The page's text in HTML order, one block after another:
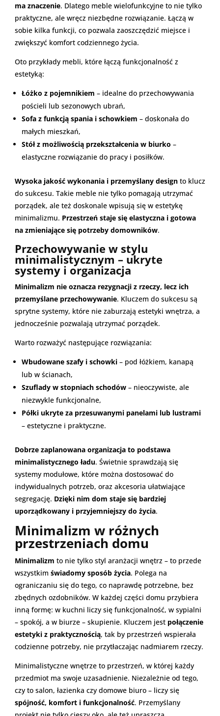
ma znaczenie. Dlatego meble wielofunkcyjne to nie tylko
praktyczne, ale wręcz niezbędne rozwiązanie. Łączą w
sobie kilka funkcji, co pozwala zaoszczędzić miejsce i
zwiększyć komfort codziennego życia.
Oto przykłady mebli, które łączą funkcjonalność z
estetyką:
Łóżko z pojemnikiem – idealne do przechowywania
pościeli lub sezonowych ubrań,
Sofa z funkcją spania i schowkiem – doskonała do
małych mieszkań,
Stół z możliwością przekształcenia w biurko –
elastyczne rozwiązanie do pracy i posiłków.
Wysoka jakość wykonania i przemyślany design to klucz
do sukcesu. Takie meble nie tylko pomagają utrzymać
porządek, ale też doskonale wpisują się w estetykę
minimalizmu. Przestrzeń staje się elastyczna i gotowa
na zmieniające się potrzeby domowników.
Przechowywanie w stylu
minimalistycznym – ukryte
systemy i organizacja
Minimalizm nie oznacza rezygnacji z rzeczy, lecz ich
przemyślane przechowywanie. Kluczem do sukcesu są
sprytne systemy, które nie zaburzają estetyki wnętrza, a
jednocześnie pozwalają utrzymać porządek.
Warto rozważyć następujące rozwiązania:
Wbudowane szafy i schowki – pod łóżkiem, kanapą
lub w ścianach,
Szuflady w stopniach schodów – nieoczywiste, ale
niezwykle funkcjonalne,
Półki ukryte za przesuwanymi panelami lub lustrami
– estetyczne i praktyczne.
Dobrze zaplanowana organizacja to podstawa
minimalistycznego ładu. Świetnie sprawdzają się
systemy modułowe, które można dostosować do
indywidualnych potrzeb, oraz akcesoria ułatwiające
segregację. Dzięki nim dom staje się bardziej
uporządkowany i przyjemniejszy do życia.
Minimalizm w różnych
przestrzeniach domu
Minimalizm to nie tylko styl aranżacji wnętrz – to przede
wszystkim świadomy sposób życia. Polega na
ograniczaniu się do tego, co naprawdę potrzebne, bez
zbędnych ozdobników. W każdej części domu przybiera
inną formę: w kuchni liczy się funkcjonalność, w sypialni
– spokój, a w biurze – skupienie. Kluczem jest połączenie
estetyki z praktycznością, tak by przestrzeń wspierała
codzienne potrzeby, nie przytłaczając nadmiarem rzeczy.
Minimalistyczne wnętrze to przestrzeń, w której każdy
przedmiot ma swoje uzasadnienie. Niezależnie od tego,
czy to salon, łazienka czy domowe biuro – liczy się
spójność, komfort i funkcjonalność. Przemyślany